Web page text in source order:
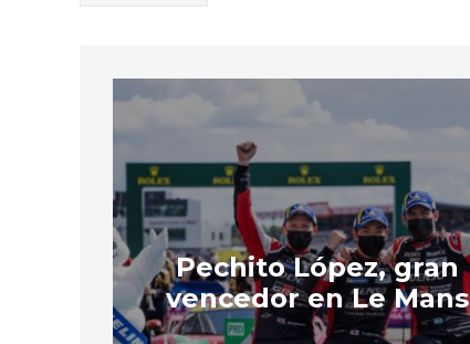
Pechito López, gran
vencedor en Le Mans